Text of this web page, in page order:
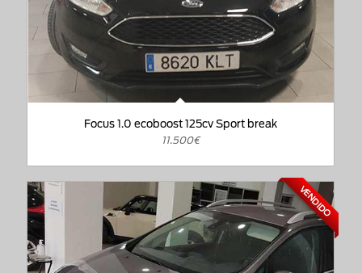
Focus 1.0 ecoboost 125cv Sport break
11.500€
VENDIDO